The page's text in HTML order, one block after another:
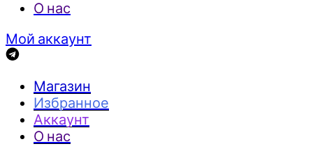
О нас
Мой аккаунт
Магазин
Избранное
Аккаунт
О нас